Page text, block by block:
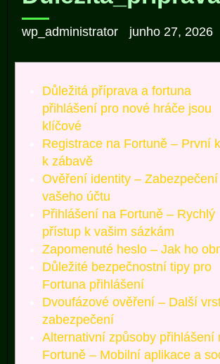
wp_administrator junho 27, 2026
Důležitá příprava a fortuna
přihlášení pro nové hráče jsou
klíčové
Registrace na Fortuně – První
k zábavě
Ověření identity – Zabezpečení
vašeho účtu
Přihlášení na Fortuně – Rychlý
přístup k vašim sázkám
Zapomenuté heslo – Jak ho
Důležité bezpečnostní tipy pro
Fortuna přihlášení
Dvoufázové ověření – Další
zabezpečení
Alternativní způsoby přihlášení
Fortuně – Mobilní aplikace a